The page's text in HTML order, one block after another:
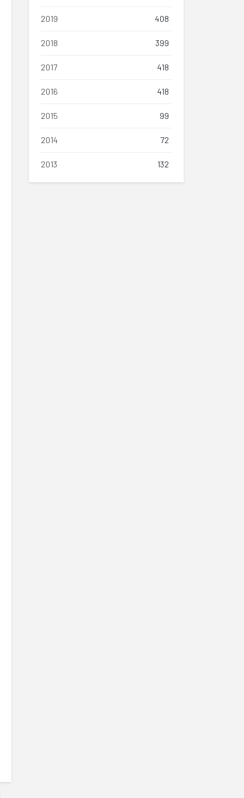
2019 408
2018 399
2017 418
2016 418
2015 99
2014 72
2013 132